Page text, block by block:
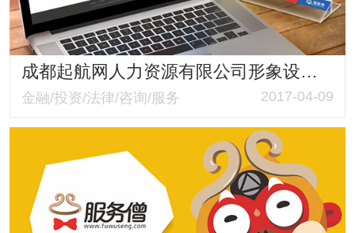
成都起航网人力资源有限公司形象设计与兼职全职网站建设
金融/投资/法律/咨询/服务 2017-04-09